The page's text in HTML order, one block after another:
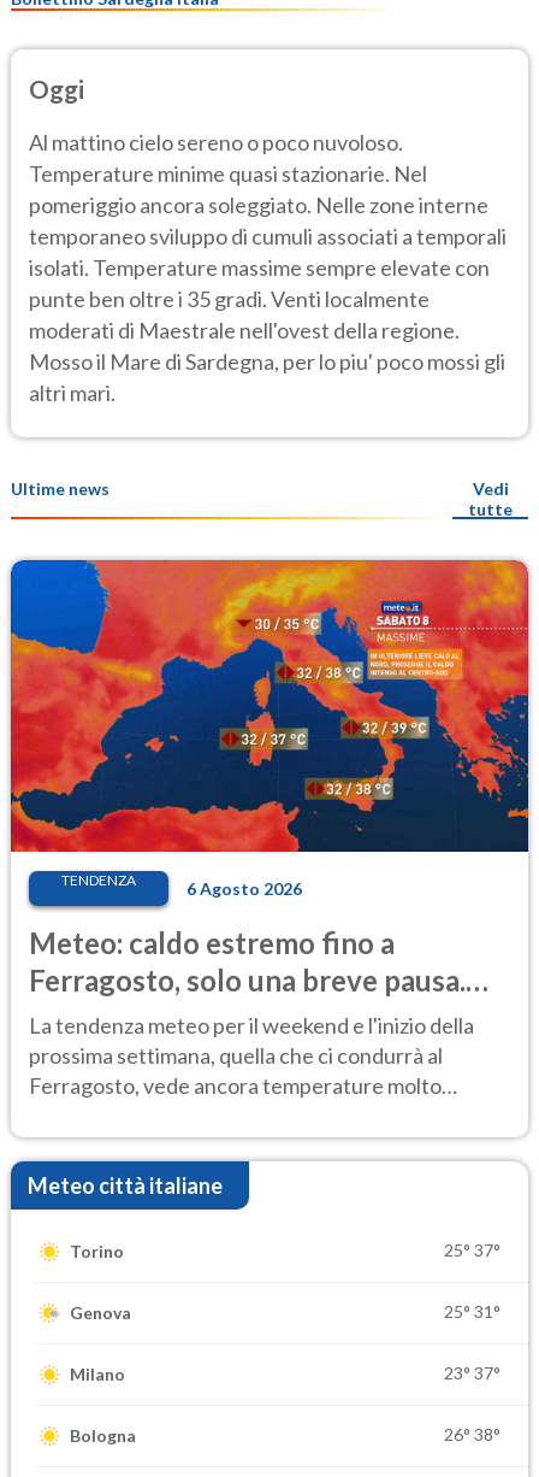
Oggi
Al mattino cielo sereno o poco nuvoloso.
Temperature minime quasi stazionarie. Nel
pomeriggio ancora soleggiato. Nelle zone interne
temporaneo sviluppo di cumuli associati a temporali
isolati. Temperature massime sempre elevate con
punte ben oltre i 35 gradi. Venti localmente
moderati di Maestrale nell'ovest della regione.
Mosso il Mare di Sardegna, per lo piu' poco mossi gli
altri mari.
Ultime news
Vedi
tutte
TENDENZA 6 Agosto 2026
Meteo: caldo estremo fino a
Ferragosto, solo una breve pausa.
Ecco dove
La tendenza meteo per il weekend e l'inizio della
prossima settimana, quella che ci condurrà al
Ferragosto, vede ancora temperature molto
Meteo città italiane
Torino 25° 37°
Genova 25° 31°
Milano 23° 37°
Bologna 26° 38°